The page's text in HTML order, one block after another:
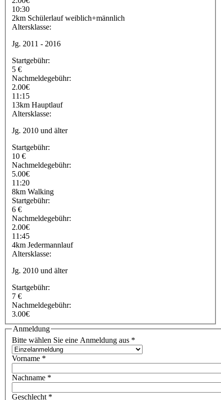
10:30
2km Schülerlauf weiblich+männlich
Altersklasse:
Jg. 2011 - 2016
Startgebühr:
5 €
Nachmeldegebühr:
2.00€
11:15
13km Hauptlauf
Altersklasse:
Jg. 2010 und älter
Startgebühr:
10 €
Nachmeldegebühr:
5.00€
11:20
8km Walking
Startgebühr:
6 €
Nachmeldegebühr:
2.00€
11:45
4km Jedermannlauf
Altersklasse:
Jg. 2010 und älter
Startgebühr:
7 €
Nachmeldegebühr:
3.00€
Anmeldung
Bitte wählen Sie eine Anmeldung aus *
Vorname *
Nachname *
Geschlecht *